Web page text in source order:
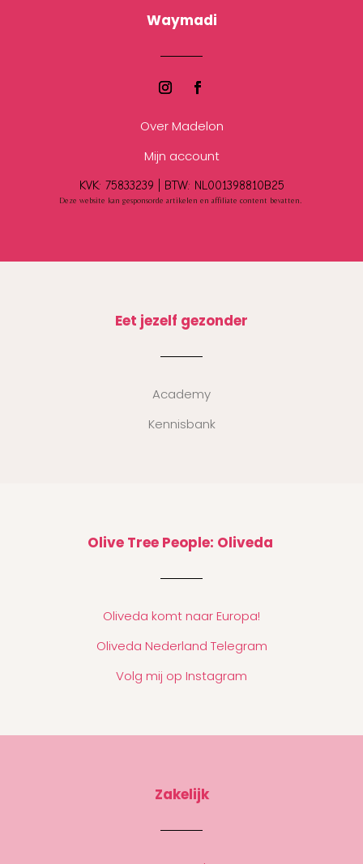
Waymadi
Over Madelon
Mijn account
KVK: 75833239 | BTW: NL001398810B25
Deze website kan gesponsorde artikelen en affiliate content bevatten.
Eet jezelf gezonder
Academy
Kennisbank
Olive Tree People: Oliveda
Oliveda komt naar Europa!
Oliveda Nederland Telegram
Volg mij op Instagram
Zakelijk